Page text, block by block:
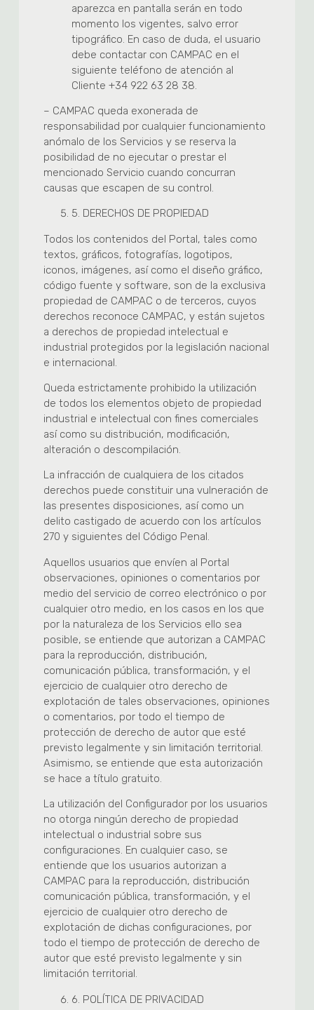
aparezca en pantalla serán en todo
momento los vigentes, salvo error
tipográfico. En caso de duda, el usuario
debe contactar con CAMPAC en el
siguiente teléfono de atención al
Cliente +34 922 63 28 38.
– CAMPAC queda exonerada de
responsabilidad por cualquier funcionamiento
anómalo de los Servicios y se reserva la
posibilidad de no ejecutar o prestar el
mencionado Servicio cuando concurran
causas que escapen de su control.
5. DERECHOS DE PROPIEDAD
Todos los contenidos del Portal, tales como
textos, gráficos, fotografías, logotipos,
iconos, imágenes, así como el diseño gráfico,
código fuente y software, son de la exclusiva
propiedad de CAMPAC o de terceros, cuyos
derechos reconoce CAMPAC, y están sujetos
a derechos de propiedad intelectual e
industrial protegidos por la legislación nacional
e internacional.
Queda estrictamente prohibido la utilización
de todos los elementos objeto de propiedad
industrial e intelectual con fines comerciales
así como su distribución, modificación,
alteración o descompilación.
La infracción de cualquiera de los citados
derechos puede constituir una vulneración de
las presentes disposiciones, así como un
delito castigado de acuerdo con los artículos
270 y siguientes del Código Penal.
Aquellos usuarios que envíen al Portal
observaciones, opiniones o comentarios por
medio del servicio de correo electrónico o por
cualquier otro medio, en los casos en los que
por la naturaleza de los Servicios ello sea
posible, se entiende que autorizan a CAMPAC
para la reproducción, distribución,
comunicación pública, transformación, y el
ejercicio de cualquier otro derecho de
explotación de tales observaciones, opiniones
o comentarios, por todo el tiempo de
protección de derecho de autor que esté
previsto legalmente y sin limitación territorial.
Asimismo, se entiende que esta autorización
se hace a título gratuito.
La utilización del Configurador por los usuarios
no otorga ningún derecho de propiedad
intelectual o industrial sobre sus
configuraciones. En cualquier caso, se
entiende que los usuarios autorizan a
CAMPAC para la reproducción, distribución
comunicación pública, transformación, y el
ejercicio de cualquier otro derecho de
explotación de dichas configuraciones, por
todo el tiempo de protección de derecho de
autor que esté previsto legalmente y sin
limitación territorial.
6. POLÍTICA DE PRIVACIDAD